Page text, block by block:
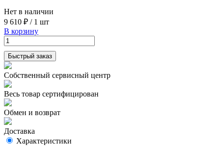
Нет в наличии
9 610 ₽ / 1 шт
В корзину
Быстрый заказ
Собственный сервисный центр
Весь товар сертифицирован
Обмен и возврат
Доставка
Характеристики